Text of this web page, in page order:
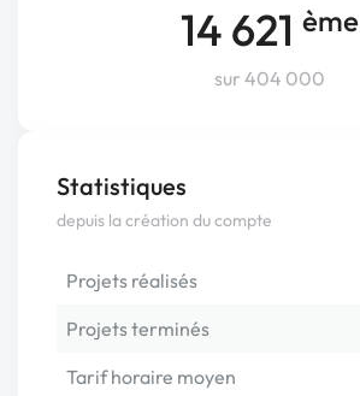
14 621 ème
sur 404 000
Statistiques
depuis la création du compte
Projets réalisés
Projets terminés
Tarif horaire moyen